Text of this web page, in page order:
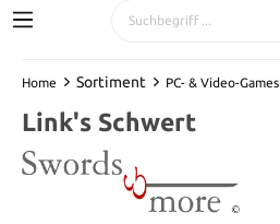
Home Sortiment PC- & Video-Games
Link's Schwert